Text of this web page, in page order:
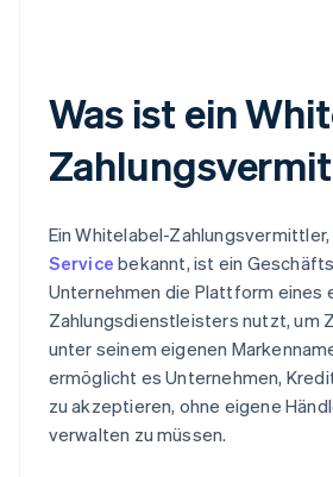
Was ist ein
Ein Whitelabel-Zahlungsvermittler,
Service bekannt, ist ein
Unternehmen die Plattform eines
Zahlungsdienstleisters nutzt, um
unter seinem eigenen
ermöglicht es Unternehmen,
zu akzeptieren, ohne eigene
verwalten zu müssen.